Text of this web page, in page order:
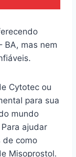
BA, mas nem
Cytotec ou
para sua
mundo
ajudar
de como
Misoprostol.